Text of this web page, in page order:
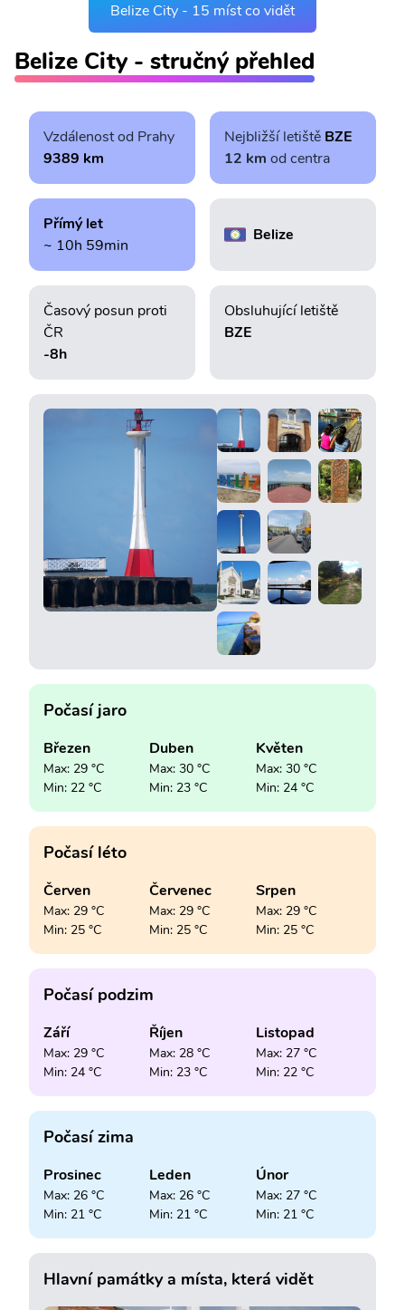
Belize City - 15 míst co vidět
Belize City - stručný přehled
Vzdálenost od Prahy
9389 km
Nejbližší letiště BZE
12 km od centra
Přímý let
~ 10h 59min
Belize
Časový posun proti
ČR
-8h
Obsluhující letiště
BZE
Počasí jaro
Březen
Max: 29 °C
Min: 22 °C
Duben
Max: 30 °C
Min: 23 °C
Květen
Max: 30 °C
Min: 24 °C
Počasí léto
Červen
Max: 29 °C
Min: 25 °C
Červenec
Max: 29 °C
Min: 25 °C
Srpen
Max: 29 °C
Min: 25 °C
Počasí podzim
Září
Max: 29 °C
Min: 24 °C
Říjen
Max: 28 °C
Min: 23 °C
Listopad
Max: 27 °C
Min: 22 °C
Počasí zima
Prosinec
Max: 26 °C
Min: 21 °C
Leden
Max: 26 °C
Min: 21 °C
Únor
Max: 27 °C
Min: 21 °C
Hlavní památky a místa, která vidět